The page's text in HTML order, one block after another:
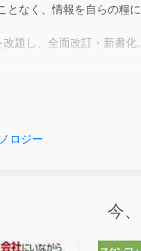
となく、情報を自らの糧
題し、全面改訂・新書化。
ビュー術
ロジー
今